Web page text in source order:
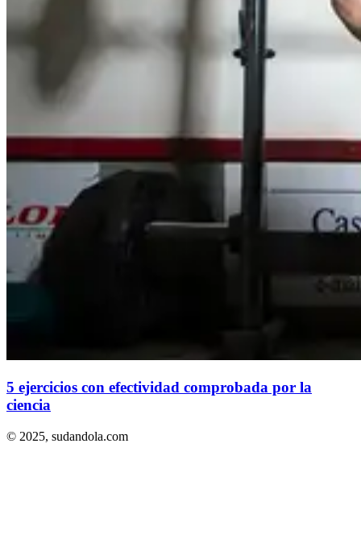
5 ejercicios con efectividad comprobada por la
ciencia
© 2025, sudandola.com